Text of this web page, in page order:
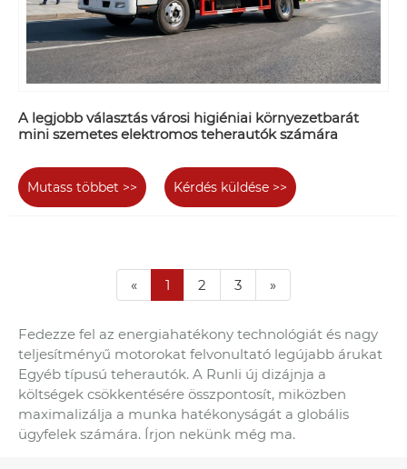
A legjobb választás városi higiéniai környezetbarát
mini szemetes elektromos teherautók számára
Mutass többet >> Kérdés küldése >>
« 1 2 3 »
Fedezze fel az energiahatékony technológiát és nagy
teljesítményű motorokat felvonultató legújabb árukat
Egyéb típusú teherautók. A Runli új dizájnja a
költségek csökkentésére összpontosít, miközben
maximalizálja a munka hatékonyságát a globális
ügyfelek számára. Írjon nekünk még ma.